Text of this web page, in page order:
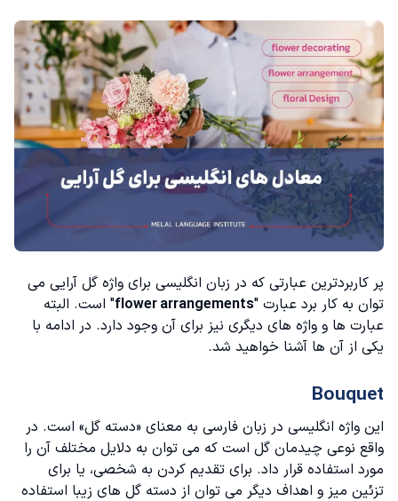
پر کاربردترین عبارتی که در زبان انگلیسی برای واژه گل آرایی می
توان به کار برد عبارت "flower arrangements" است. البته
عبارت ها و واژه های دیگری نیز برای آن وجود دارد. در ادامه با
یکی از آن ها آشنا خواهید شد.
Bouquet
این واژه انگلیسی در زبان فارسی به معنای «دسته گل» است‌. در
واقع نوعی چیدمان گل است که می توان به دلایل مختلف آن را
مورد استفاده قرار داد. برای تقدیم کردن به شخصی، یا برای
تزئین میز و اهداف دیگر می توان از دسته‌ گل های زیبا استفاده